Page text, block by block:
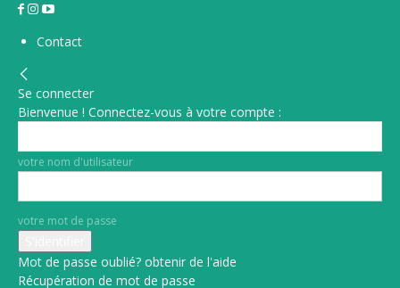
Contact
Se connecter
Bienvenue ! Connectez-vous à votre compte :
votre nom d'utilisateur
votre mot de passe
Mot de passe oublié? obtenir de l'aide
Récupération de mot de passe